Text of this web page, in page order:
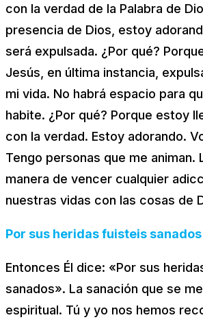
con la verdad de la Palabra de
presencia de Dios, estoy
será expulsada. ¿Por qué?
Jesús, en última instancia,
mi vida. No habrá espacio para
habite. ¿Por qué? Porque estoy
con la verdad. Estoy adorando.
Tengo personas que me animan.
manera de vencer cualquier
nuestras vidas con las cosas de
Por sus heridas fuisteis sanados
Entonces Él dice: «Por sus
sanados». La sanación que se
espiritual. Tú y yo nos hemos